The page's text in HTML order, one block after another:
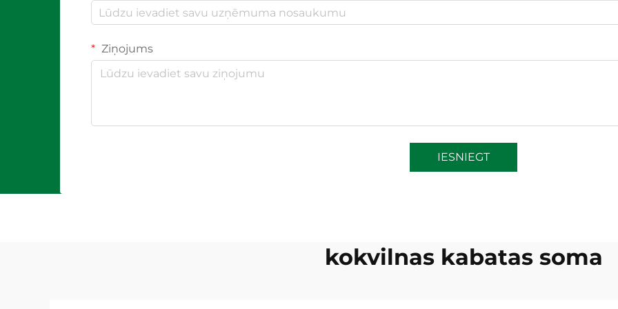
Ziņojums
IESNIEGT
kokvilnas kabatas soma